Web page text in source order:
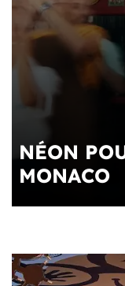
NÉON
MONACO